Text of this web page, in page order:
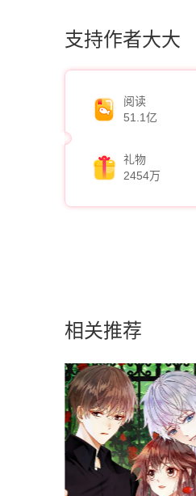
支持作者大大
阅读
51.1亿
礼物
2454万
相关推荐